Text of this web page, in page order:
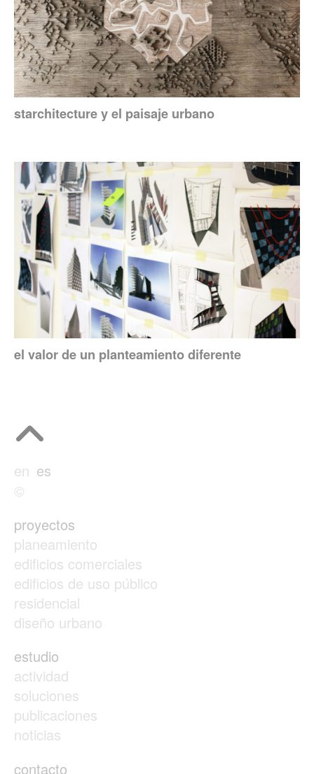
starchitecture y el paisaje urbano
el valor de un planteamiento diferente
en es
©
proyectos
planeamiento
edificios comerciales
edificios de uso público
residencial
diseño urbano
estudio
actividad
soluciones
publicaciones
noticias
contacto